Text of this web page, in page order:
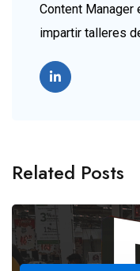
Content Manager
impartir talleres
Related Posts